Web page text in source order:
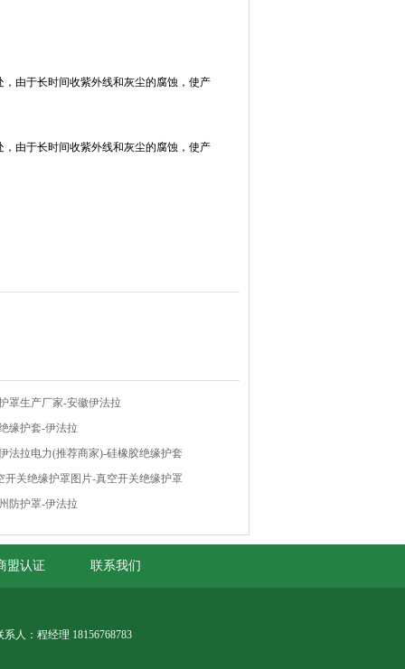
由于长时间收紫外线和灰尘的腐蚀，使产
由于长时间收紫外线和灰尘的腐蚀，使产
罩生产厂家-安徽伊法拉
缘护套-伊法拉
法拉电力(推荐商家)-硅橡胶绝缘护套
开关绝缘护罩图片-真空开关绝缘护罩
防护罩-伊法拉
盟认证 联系我们
系人：程经理 18156768783